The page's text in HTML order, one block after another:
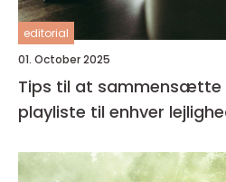
editorial
01. October 2025
Tips til at sammensætte
playliste til enhver